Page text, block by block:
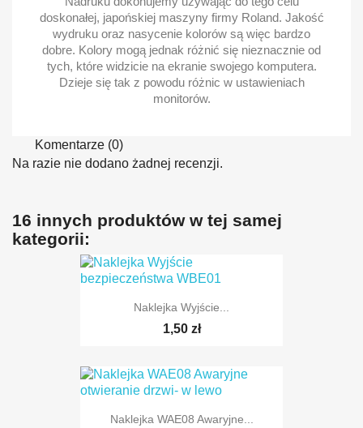
doskonałej, japońskiej maszyny firmy Roland. Jakość
wydruku oraz nasycenie kolorów są więc bardzo
dobre. Kolory mogą jednak różnić się nieznacznie od
tych, które widzicie na ekranie swojego komputera.
Dzieje się tak z powodu różnic w ustawieniach
monitorów.
Komentarze (0)
Na razie nie dodano żadnej recenzji.
16 innych produktów w tej samej
kategorii:
Naklejka Wyjście...
1,50 zł
Naklejka WAE08 Awaryjne...